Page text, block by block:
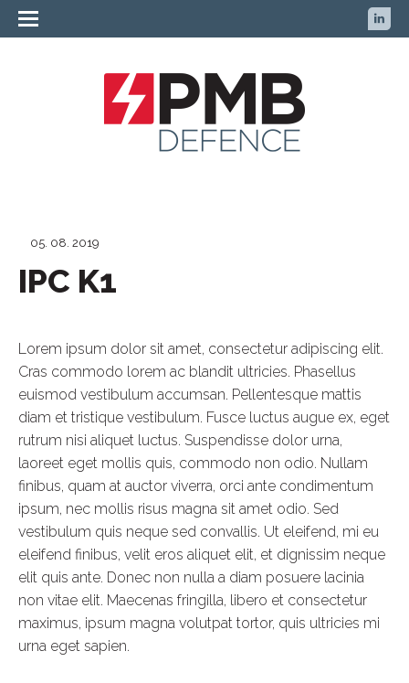
05. 08. 2019
IPC K1
Lorem ipsum dolor sit amet, consectetur adipiscing elit.
Cras commodo lorem ac blandit ultricies. Phasellus
euismod vestibulum accumsan. Pellentesque mattis
diam et tristique vestibulum. Fusce luctus augue ex, eget
rutrum nisi aliquet luctus. Suspendisse dolor urna,
laoreet eget mollis quis, commodo non odio. Nullam
finibus, quam at auctor viverra, orci ante condimentum
ipsum, nec mollis risus magna sit amet odio. Sed
vestibulum quis neque sed convallis. Ut eleifend, mi eu
eleifend finibus, velit eros aliquet elit, et dignissim neque
elit quis ante. Donec non nulla a diam posuere lacinia
non vitae elit. Maecenas fringilla, libero et consectetur
maximus, ipsum magna volutpat tortor, quis ultricies mi
urna eget sapien.